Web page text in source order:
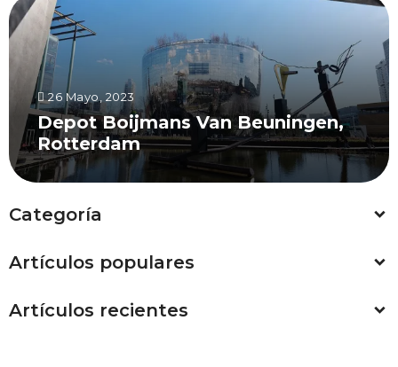
26 Mayo, 2023
Depot Boijmans Van Beuningen,
Rotterdam
Categoría
Artículos populares
Artículos recientes